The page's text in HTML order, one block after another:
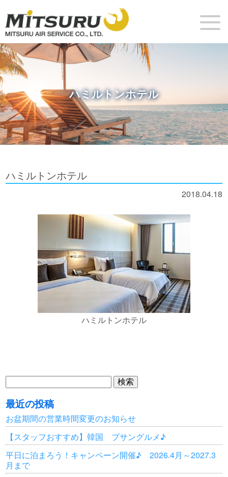
ハミルトンホテル
ハミルトンホテル
2018.04.18
ハミルトンホテル
検
索:
最近の投稿
お盆期間の営業時間変更のお知らせ
【スタッフおすすめ】韓国 プサングルメ♪
平日に泊まろう！キャンペーン開催♪ 2026.4月～2027.3
月まで